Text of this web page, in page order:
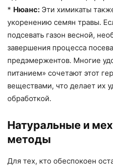
* Нюанс: Эти химикаты
укоренению семян травы.
подсевать газон весной,
завершения процесса
предэмержентов. Многие
питанием» сочетают этот
веществами, что делает их
обработкой.
Натуральные и
методы
Для тех, кто обеспокоен